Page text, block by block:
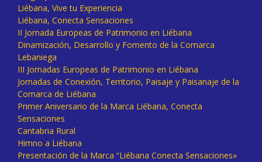
Liébana, Vive tu Experiencia
Liébana, Conecta Sensaciones
II Jornada Europeas de Patrimonio en Liébana
Dinamización, Desarrollo y Fomento de la Comarca
Lebaniega
III Jornadas Europeas de Patrimonio en Liébana
Jornadas de Conexión, Territorio, Paisaje y Paisanaje de la
Comarca de Liébana
Primer Aniversario de la Marca Liébana, Conecta
Sensaciones
Cantabria Rural
Himno a Liébana
Presentación de la Marca “Liébana Conecta Sensaciones»